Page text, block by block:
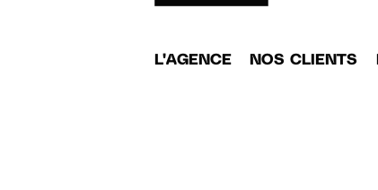
L'AGENCE NOS CLIENTS